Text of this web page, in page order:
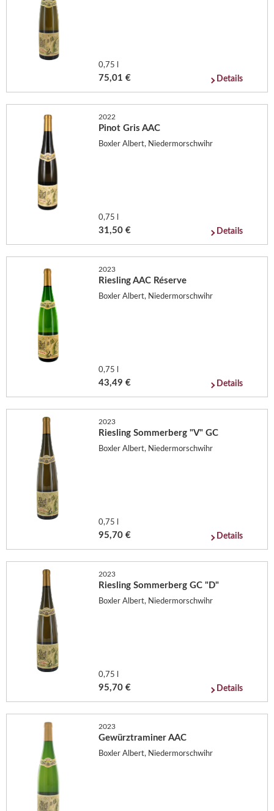
0,75 l
75,01 € Details
2022
Pinot Gris AAC
Boxler Albert, Niedermorschwihr
0,75 l
31,50 € Details
2023
Riesling AAC Réserve
Boxler Albert, Niedermorschwihr
0,75 l
43,49 € Details
2023
Riesling Sommerberg "V" GC
Boxler Albert, Niedermorschwihr
0,75 l
95,70 € Details
2023
Riesling Sommerberg GC "D"
Boxler Albert, Niedermorschwihr
0,75 l
95,70 € Details
2023
Gewürztraminer AAC
Boxler Albert, Niedermorschwihr